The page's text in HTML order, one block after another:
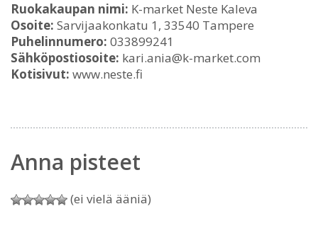
Ruokakaupan nimi: K-market Neste Kaleva
Osoite: Sarvijaakonkatu 1, 33540 Tampere
Puhelinnumero: 033899241
Sähköpostiosoite: kari.ania@k-market.com
Kotisivut: www.neste.fi
Anna pisteet
(ei vielä ääniä)